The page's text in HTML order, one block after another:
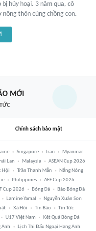
bị hủy hoại. 3 năm qua, cô
nông thôn cùng chồng con.
MỚI
Chính sách bảo mật
Singapore Iran
Myanmar
Lan Malaysia
ASEAN Cup 2026
Hội Trần Thanh Mẫn
Nắng Nóng
Philippines
AFF Cup 2026
Cup 2026 Bóng Đá
Báo Bóng Đá
Lamine Yamal
Nguyễn Xuân Son
Xã Hội Tin Bão
Tin Tức
U17 Việt Nam
Kết Quả Bóng Đá
Anh Lịch Thi Đấu Ngoại Hạng Anh